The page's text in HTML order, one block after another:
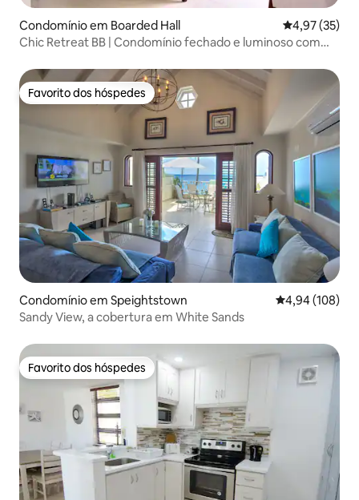
Condomínio em Boarded Hall Classificação
4,97 (35)
Chic Retreat BB | Condomínio fechado e luminoso com
Favorito dos hóspedes
Favorito dos hóspedes
Condomínio em Speightstown Classificação
4,94 (108)
Sandy View, a cobertura em White Sands
Favorito dos hóspedes
Favorito dos hóspedes